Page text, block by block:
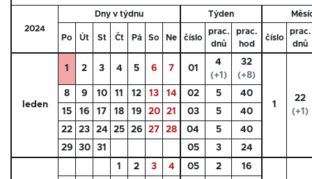
2024
Dny v týdnu Týden
Po Út St Čt Pá So Ne číslo
prac.
dnů
prac.
hod
číslo
prac.
dnů
leden
1 2 3 4 5 6 7 01
4
(+1)
32
(+8)
1
22
(+1)
8 9 10 11 12 13 14 02 5
40
15
16 17 18 19 20 21 03 5
40
22
23 24 25 26 27 28 04 5
40
29
30 31 05 3 24
1 2 3 4 05 2 16